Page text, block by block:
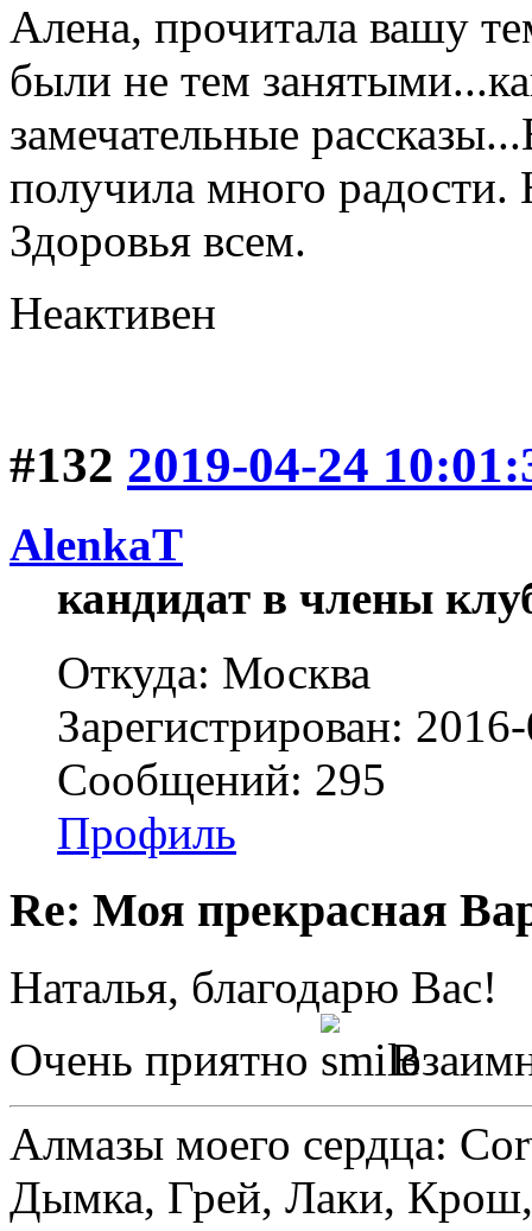
Алена, прочитала вашу
были не тем
замечательные
получила много
Здоровья всем.
Неактивен
#132 2019-04-24
AlenkaT
кандидат в члены
Откуда: Москва
Зарегистрирован:
Сообщений: 295
Профиль
Re: Моя прекрасная
Наталья, благодарю Вас!
Очень приятно
Алмазы моего сердца:
Дымка, Грей, Лаки,